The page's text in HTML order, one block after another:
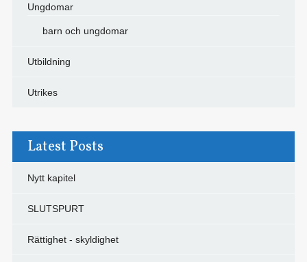
Ungdomar
barn och ungdomar
Utbildning
Utrikes
Latest Posts
Nytt kapitel
SLUTSPURT
Rättighet - skyldighet